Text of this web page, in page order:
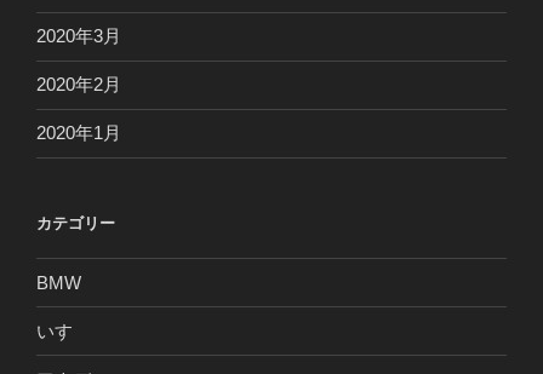
2020年3月
2020年2月
2020年1月
カテゴリー
BMW
いすゞ